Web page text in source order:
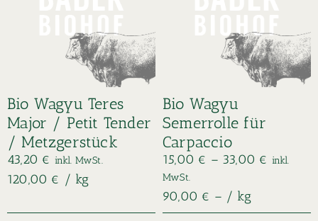
Bio Wagyu Teres
Major / Petit Tender
/ Metzgerstück
43,20 € inkl. MwSt.
120,00 € / kg
Bio Wagyu
Semerrolle für
Carpaccio
15,00 € – 33,00 € inkl.
MwSt.
90,00 € – / kg